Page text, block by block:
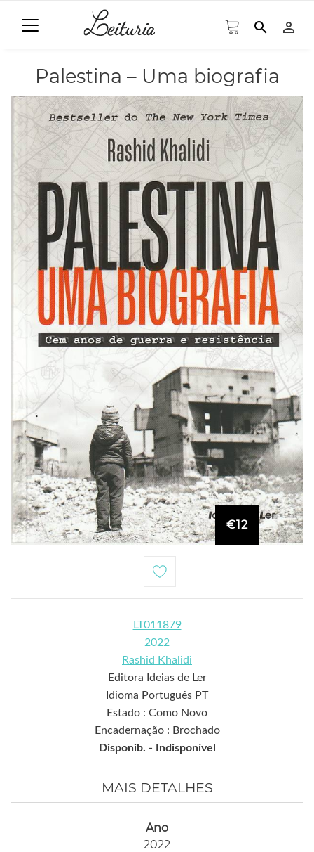
search person_outline
Palestina – Uma biografia
€12
LT011879
2022
Rashid Khalidi
Editora Ideias de Ler
Idioma Português PT
Estado : Como Novo
Encadernação : Brochado
Disponib. -
Indisponível
MAIS DETALHES
Ano
2022